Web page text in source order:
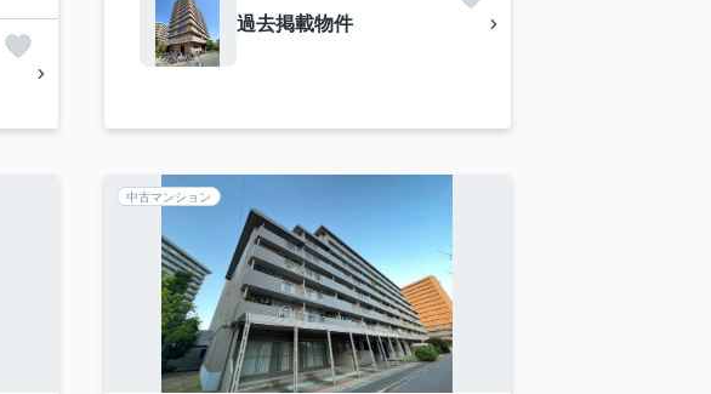
過去掲載物件
中古マンション